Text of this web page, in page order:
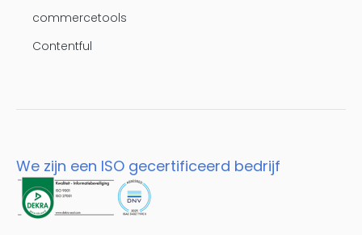
commercetools
Contentful
We zijn een ISO gecertificeerd bedrijf